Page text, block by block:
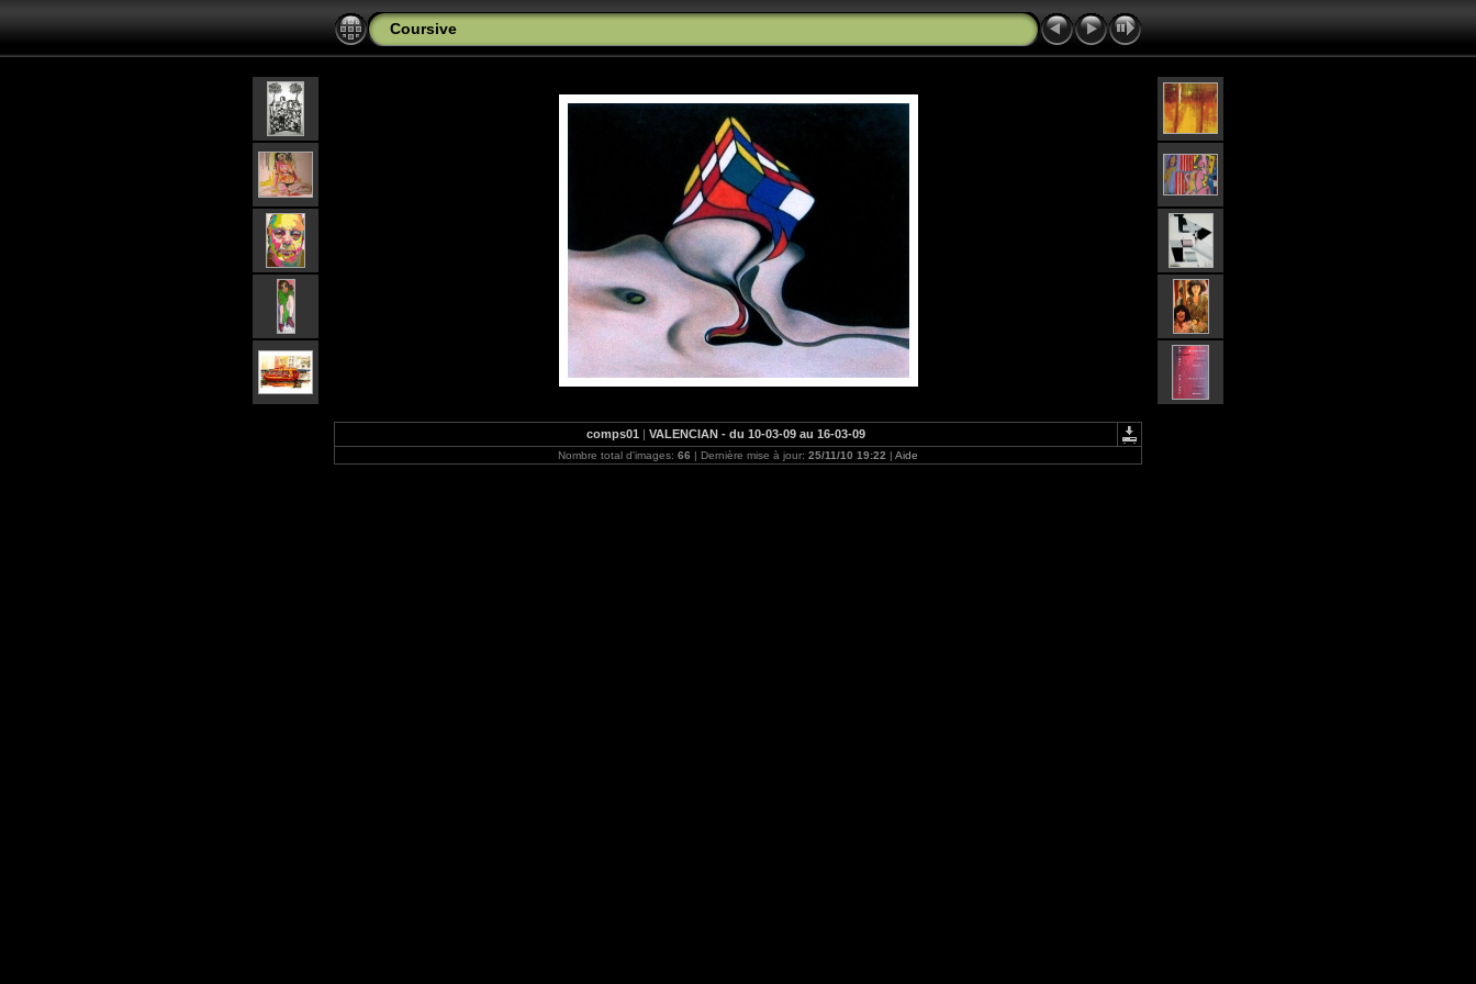
Coursive
comps01 | VALENCIAN - du 10-03-09 au 16-03-09
Nombre total d'images: 66 | Dernière mise à jour: 25/11/10 19:22 | Aide